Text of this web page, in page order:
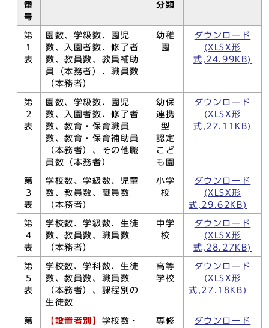
番
号
分類
第
1
表
園数、学級数、園児
数、入園者数、修了者
数、教員数、教員補助
員（本務者）、職員数
（本務者）
幼稚
園
ダウンロード
(XLSX形
式,24.99KB)
第
2
表
園数、学級数、園児
数、入園者数、修了者
数、教育・保育職員
数、教育・保育補助員
（本務者）、その他職
員数（本務者）
幼保
連携
型
認定
こど
も園
ダウンロード
(XLSX形
式,27.11KB)
第
3
表
学校数、学級数、児童
数、教員数、職員数
（本務者）
小学
校
ダウンロード
(XLSX形
式,29.62KB)
第
4
表
学校数、学級数、生徒
数、教員数、職員数
（本務者）
中学
校
ダウンロード
(XLSX形
式,28.27KB)
第
5
表
学校数、学科数、生徒
数、教員数、職員数
（本務者）、課程別の
生徒数
高等
学校
ダウンロード
(XLSX形
式,27.18KB)
第
【設置者別】 学校数・
専修
ダウンロード